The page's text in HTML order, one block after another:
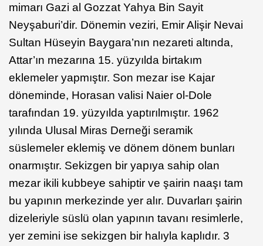
mimarı Gazi al Gozzat Yahya Bin Sayit
Neyşaburi’dir. Dönemin veziri, Emir Alişir Nevai
Sultan Hüseyin Baygara’nın nezareti altında,
Attar’ın mezarına 15. yüzyılda birtakım
eklemeler yapmıştır. Son mezar ise Kajar
döneminde, Horasan valisi Naier ol-Dole
tarafından 19. yüzyılda yaptırılmıştır. 1962
yılında Ulusal Miras Derneği seramik
süslemeler eklemiş ve dönem dönem bunları
onarmıştır. Sekizgen bir yapıya sahip olan
mezar ikili kubbeye sahiptir ve şairin naaşı tam
bu yapının merkezinde yer alır. Duvarları şairin
dizeleriyle süslü olan yapının tavanı resimlerle,
yer zemini ise sekizgen bir halıyla kaplıdır. 3